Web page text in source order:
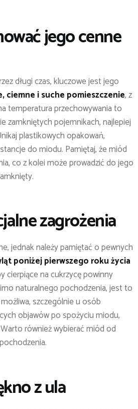
jego cenne
długi czas, kluczowe jest jego
ciemne i suche pomieszczenie, z
temperatura przechowywania to
zamkniętych pojemnikach, najlepiej
plastikowych opakowań,
do miodu. Pamiętaj, że miód
co z kolei może prowadzić do jego
zagrożenia
jednak należy pamiętać o pewnych
poniżej pierwszego roku życia
cierpiące na cukrzycę powinny
naturalnego pochodzenia, jest to
szczególnie u osób
objawów po spożyciu miodu,
również wybierać miód od
z ula